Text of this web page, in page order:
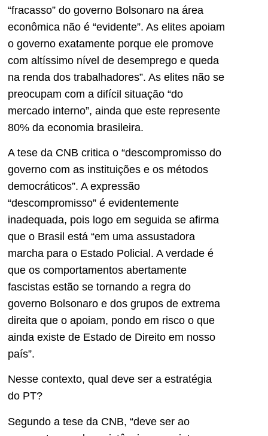
“fracasso” do governo Bolsonaro na área
econômica não é “evidente”. As elites apoiam
o governo exatamente porque ele promove
com altíssimo nível de desemprego e queda
na renda dos trabalhadores”. As elites não se
preocupam com a difícil situação “do
mercado interno”, ainda que este represente
80% da economia brasileira.
A tese da CNB critica o “descompromisso do
governo com as instituições e os métodos
democráticos”. A expressão
“descompromisso” é evidentemente
inadequada, pois logo em seguida se afirma
que o Brasil está “em uma assustadora
marcha para o Estado Policial. A verdade é
que os comportamentos abertamente
fascistas estão se tornando a regra do
governo Bolsonaro e dos grupos de extrema
direita que o apoiam, pondo em risco o que
ainda existe de Estado de Direito em nosso
país”.
Nesse contexto, qual deve ser a estratégia
do PT?
Segundo a tese da CNB, “deve ser ao